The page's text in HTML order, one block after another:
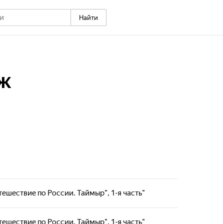
Найти
по России. Таймыр", 1-я часть"
чудных готовит программа "Мировой вояж".
по России. Таймыр", 1-я часть"